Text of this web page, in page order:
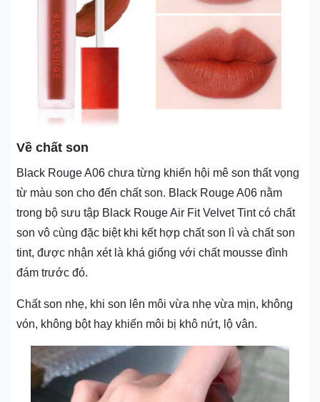
Về chất son
Black Rouge A06 chưa từng khiến hội mê son thất vọng
từ màu son cho đến chất son. Black Rouge A06 nằm
trong bộ sưu tập Black Rouge Air Fit Velvet Tint có chất
son vô cùng đặc biệt khi kết hợp chất son lì và chất son
tint, được nhận xét là khá giống với chất mousse đình
đám trước đó.
Chất son nhẹ, khi son lên môi vừa nhẹ vừa mịn, không
vón, không bột hay khiến môi bị khô nứt, lộ vân.